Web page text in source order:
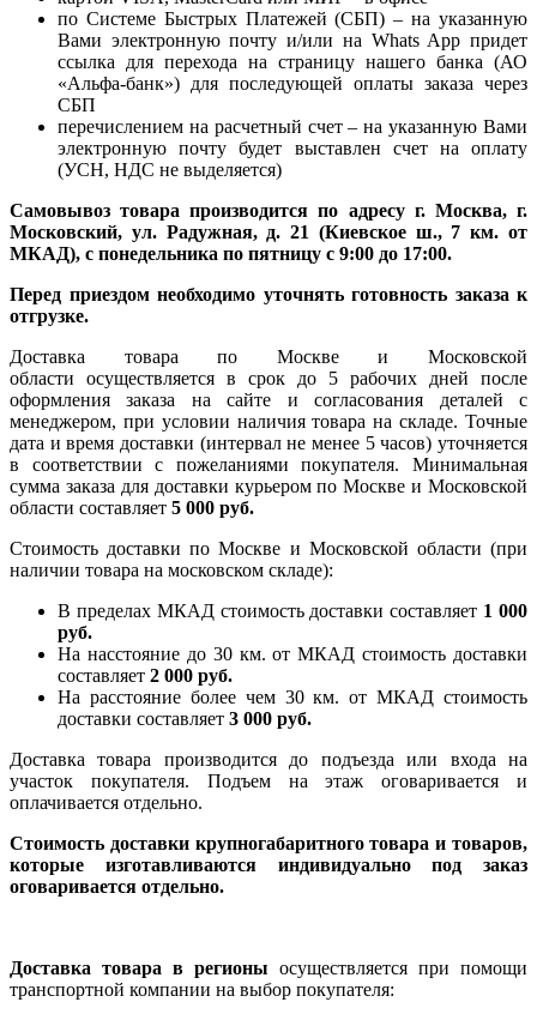
по Системе Быстрых Платежей (СБП) – на указанную
Вами электронную почту и/или на Whats App придет
ссылка для перехода на страницу нашего банка (АО
«Альфа-банк») для последующей оплаты заказа через
СБП
перечислением на расчетный счет – на указанную Вами
электронную почту будет выставлен счет на оплату
(УСН, НДС не выделяется)
Самовывоз товара производится по адресу г. Москва, г.
Московский, ул. Радужная, д. 21 (Киевское ш., 7 км. от
МКАД), с понедельника по пятницу с 9:00 до 17:00.
Перед приездом необходимо уточнять готовность заказа к
отгрузке.
Доставка товара по Москве и Московской
области осуществляется в срок до 5 рабочих дней после
оформления заказа на сайте и согласования деталей с
менеджером, при условии наличия товара на складе. Точные
дата и время доставки (интервал не менее 5 часов) уточняется
в соответствии с пожеланиями покупателя. Минимальная
сумма заказа для доставки курьером по Москве и Московской
области составляет 5 000 руб.
Стоимость доставки по Москве и Московской области (при
наличии товара на московском складе):
В пределах МКАД стоимость доставки составляет 1 000
руб.
На насcтояние до 30 км. от МКАД стоимость доставки
составляет 2 000 руб.
На расстояние более чем 30 км. от МКАД стоимость
доставки составляет 3 000 руб.
Доставка товара производится до подъезда или входа на
участок покупателя. Подъем на этаж оговаривается и
оплачивается отдельно.
Стоимость доставки крупногабаритного товара и товаров,
которые изготавливаются индивидуально под заказ
оговаривается отдельно.
Доставка товара в регионы осуществляется при помощи
транспортной компании на выбор покупателя: